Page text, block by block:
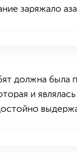
заряжало
должна была
и